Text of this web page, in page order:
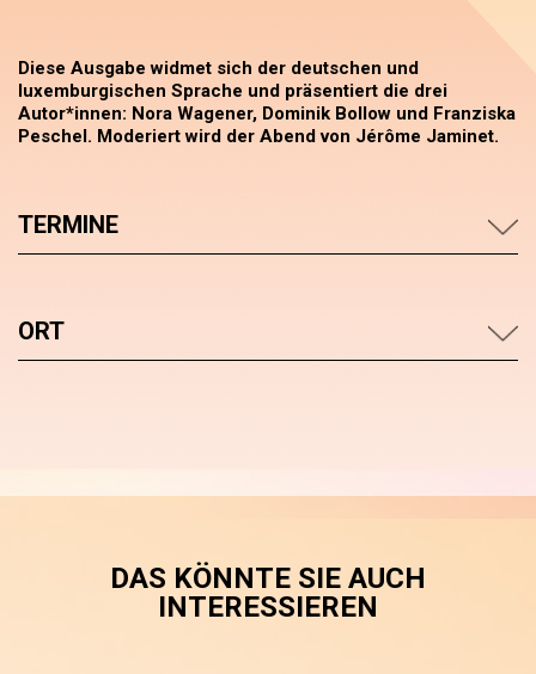
Diese Ausgabe widmet sich der deutschen und
luxemburgischen Sprache und präsentiert die drei
Autor*innen: Nora Wagener, Dominik Bollow und Franziska
Peschel. Moderiert wird der Abend von Jérôme Jaminet.
TERMINE
ORT
DAS KÖNNTE SIE AUCH
INTERESSIEREN